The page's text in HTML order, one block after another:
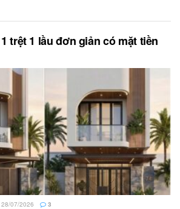
trệt 1 lầu đơn giản có mặt tiền
28/07/2026 3